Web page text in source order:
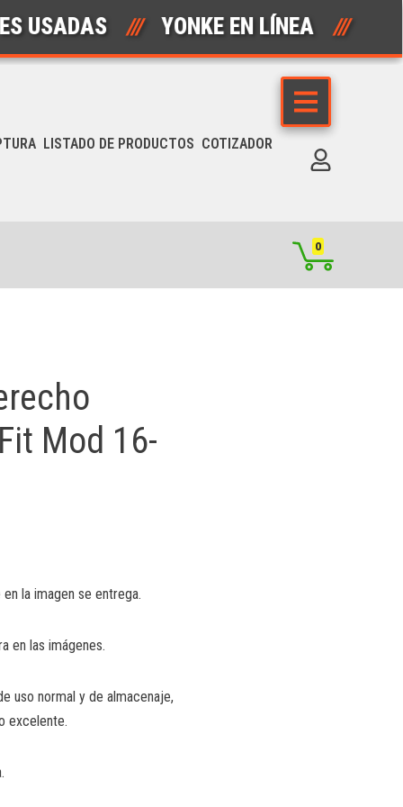
/// YONKE EN LÍNEA ///
LISTADO DE PRODUCTOS COTIZADOR
0
Mod 16-
la imagen se entrega.
en las imágenes.
uso normal y de almacenaje,
excelente.